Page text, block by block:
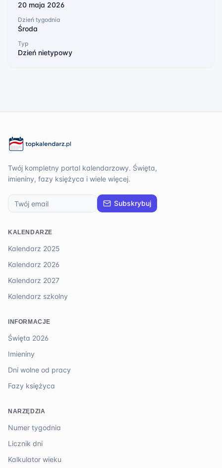
20 maja 2026
Dzień tygodnia
Środa
Typ
Dzień nietypowy
Twój kompletny portal kalendarzowy. Święta,
imieniny, fazy księżyca i wiele więcej.
Subskrybuj
KALENDARZE
Kalendarz 2025
Kalendarz 2026
Kalendarz 2027
Kalendarz szkolny
INFORMACJE
Święta 2026
Imieniny
Dni wolne od pracy
Fazy księżyca
NARZĘDZIA
Numer tygodnia
Licznik dni
Kalkulator wieku